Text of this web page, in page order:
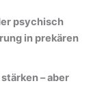
psychisch
in prekären
– aber